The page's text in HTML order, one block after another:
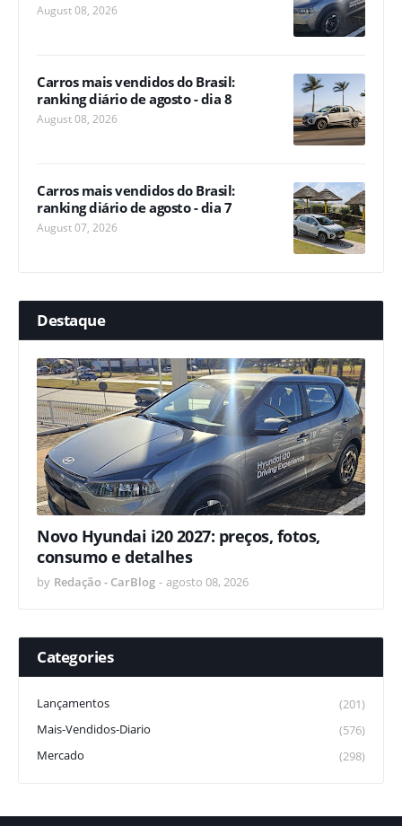
August 08, 2026
Carros mais vendidos do Brasil:
ranking diário de agosto - dia 8
August 08, 2026
Carros mais vendidos do Brasil:
ranking diário de agosto - dia 7
August 07, 2026
Destaque
Novo Hyundai i20 2027: preços, fotos,
consumo e detalhes
by Redação - CarBlog - agosto 08, 2026
Categories
Lançamentos
(201)
Mais-Vendidos-Diario
(576)
Mercado
(298)